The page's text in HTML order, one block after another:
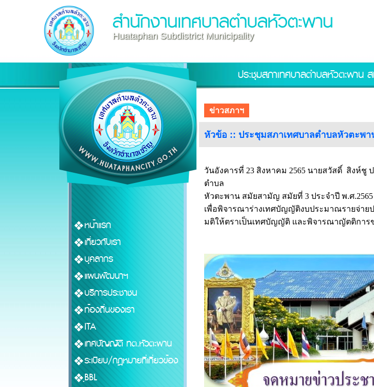
สำนักงานเทศบาลตำบลหัวตะพาน
Huataphan Subdistrict Municipality
ประชุมสภาเทศบาลตำบลหัวตะพา
หน้าแรก
เกี่ยวกับเรา
บุคลากร
แผนพัฒนาฯ
บริการประชาชน
ท้องถิ่นของเรา
ITA
เทศบัญญัติ ทต.หัวตะพาน
ระเบียบ/กฎหมายที่เกี่ยวข้อง
ฺฺBBL
ข่าวสภาฯ
หัวข้อ :: ประชุมสภาเทศบาลตำบลหัวตะพ
วันอังคารที่ 23 สิงหาคม 2565 นายสวัสดิ์ สิงห์ชู
ตำบล
หัวตะพาน สมัยสามัญ สมัยที่ 3 ประจำปี พ.ศ
เพื่อพิจารณาร่างเทศบัญญัติงบประมาณรายจ่าย
มติให้ตราเป็นเทศบัญญัติ และพิจารณาญัตติการ